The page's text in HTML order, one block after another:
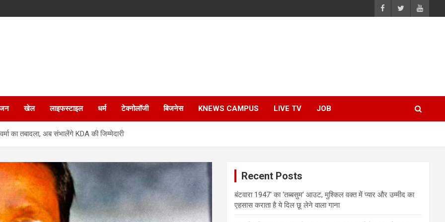
खेल लाइफस्टाइल धर्म टेक्नोलॉजी बिजनेस KNEWS CAMPUS LIVE TV JOB
का तबादला, अब संभालेंगे KDA की जिम्मेदारी
Recent Posts
बंटवारा 1947′ का ‘तब्बसुम’ आउट, मुश्किल वक्त में प्यार और उम्मीद का
एहसास कराता है ये दिल छू लेने वाला गाना